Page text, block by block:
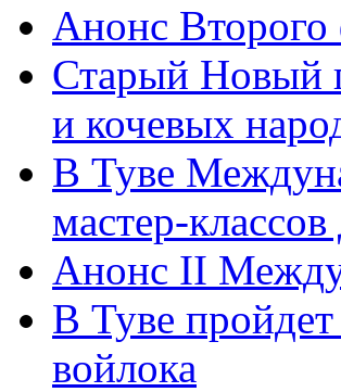
Анонс
Старый Новый
и кочевых
В Туве
мастер-
Анонс II
В Туве
войлока